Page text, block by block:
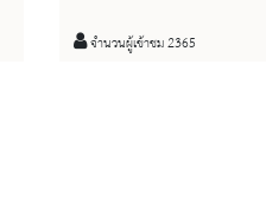
จำนวนผู้เข้าชม 2365